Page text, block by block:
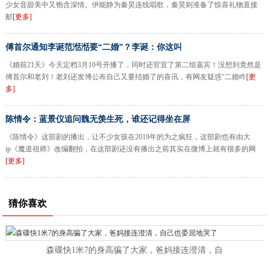
少女音甜美中又饱含深情。伊能静为秦昊连线唱歌，秦昊则准备了惊喜礼物直接
邮[更多]
傅首尔通知李诞范湉湉要“二婚”？李诞：你这叫
《婚前21天》今天定档3月10号开播了，同时还官宣了第二组嘉宾！没想到竟然是
傅首尔和老刘！老刘还发博公布自己又要结婚了的喜讯，有网友疑惑“二婚咋[更
多]
陈情令：蓝景仪追问魏无羡生死，谁还记得坐在屏
《陈情令》这部剧的播出，让不少女孩在2019年的为之疯狂，这部剧也有由大
ip《魔道祖师》改编翻拍，在这部剧还没有播出之前其实在微博上就有很多的网
[更多]
猜你喜欢
森碟快1米7的身高骗了大家，爸妈接连澄清，自